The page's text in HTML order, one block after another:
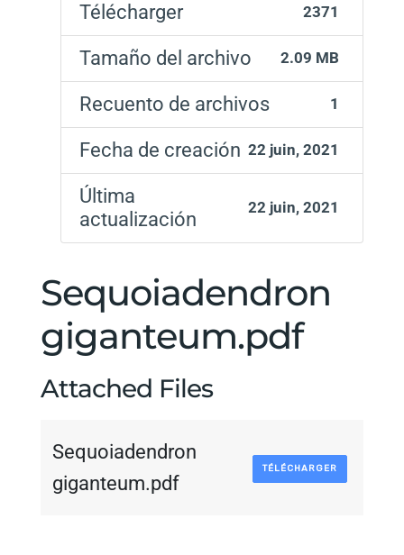
Télécharger 2371
Tamaño del archivo 2.09 MB
Recuento de archivos 1
Fecha de creación 22 juin, 2021
Última
actualización
22 juin, 2021
Sequoiadendron
giganteum.pdf
Attached Files
Sequoiadendron
giganteum.pdf
TÉLÉCHARGER